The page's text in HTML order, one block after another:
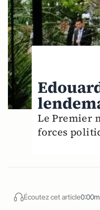
Le Premier
forces
Écoutez cet article